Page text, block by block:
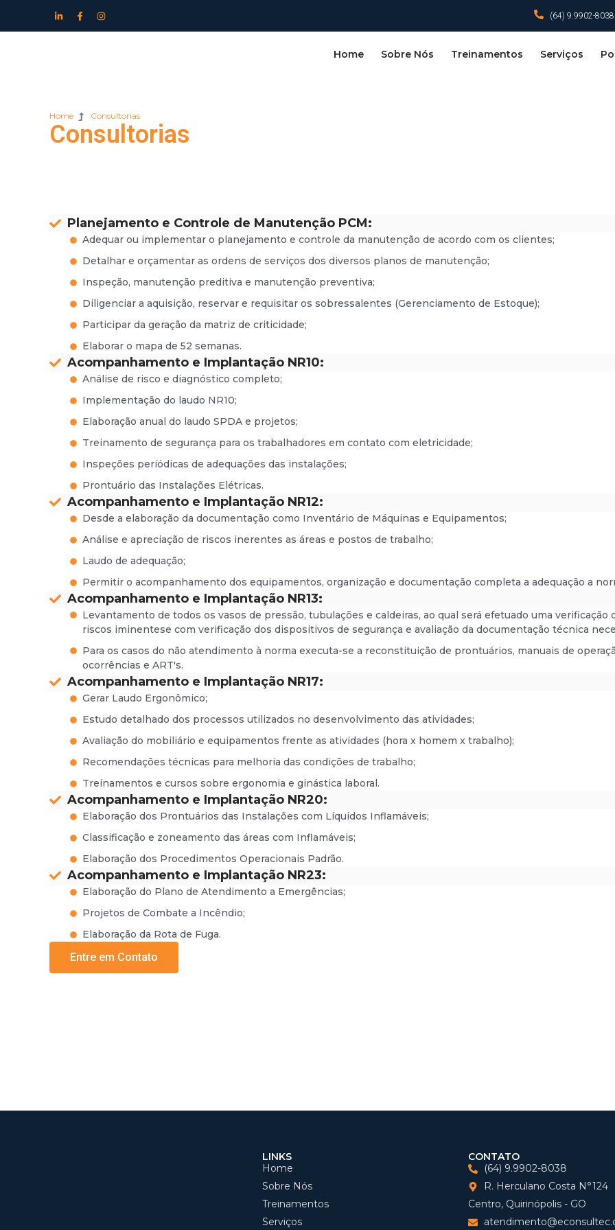
(64) 9.9902-8038
Home Sobre Nós Treinamentos Serviços
Home Consultorias
Consultorias
Planejamento e Controle de Manutenção PCM:
Adequar ou implementar o planejamento e controle da manutenção de acordo com os clientes;
Detalhar e orçamentar as ordens de serviços dos diversos planos de manutenção;
Inspeção, manutenção preditiva e manutenção preventiva;
Diligenciar a aquisição, reservar e requisitar os sobressalentes (Gerenciamento de Estoque);
Participar da geração da matriz de criticidade;
Elaborar o mapa de 52 semanas.
Acompanhamento e Implantação NR10:
Análise de risco e diagnóstico completo;
Implementação do laudo NR10;
Elaboração anual do laudo SPDA e projetos;
Treinamento de segurança para os trabalhadores em contato com eletricidade;
Inspeções periódicas de adequações das instalações;
Prontuário das Instalações Elétricas.
Acompanhamento e Implantação NR12:
Desde a elaboração da documentação como Inventário de Máquinas e Equipamentos;
Análise e apreciação de riscos inerentes as áreas e postos de trabalho;
Laudo de adequação;
Permitir o acompanhamento dos equipamentos, organização e documentação completa a adequação a
Acompanhamento e Implantação NR13:
Levantamento de todos os vasos de pressão, tubulações e caldeiras, ao qual será efetuado uma
riscos iminentese com verificação dos dispositivos de segurança e avaliação da documentação técnica
Para os casos do não atendimento à norma executa-se a reconstituição de prontuários, manuais de
ocorrências e ART's.
Acompanhamento e Implantação NR17:
Gerar Laudo Ergonômico;
Estudo detalhado dos processos utilizados no desenvolvimento das atividades;
Avaliação do mobiliário e equipamentos frente as atividades (hora x homem x trabalho);
Recomendações técnicas para melhoria das condições de trabalho;
Treinamentos e cursos sobre ergonomia e ginástica laboral.
Acompanhamento e Implantação NR20:
Elaboração dos Prontuários das Instalações com Líquidos Inflamáveis;
Classificação e zoneamento das áreas com Inflamáveis;
Elaboração dos Procedimentos Operacionais Padrão.
Acompanhamento e Implantação NR23:
Elaboração do Plano de Atendimento a Emergências;
Projetos de Combate a Incêndio;
Elaboração da Rota de Fuga.
Entre em Contato
LINKS
Home
Sobre Nós
Treinamentos
Serviços
CONTATO
(64) 9.9902-8038
R. Herculano Costa N°124
Centro, Quirinópolis - GO